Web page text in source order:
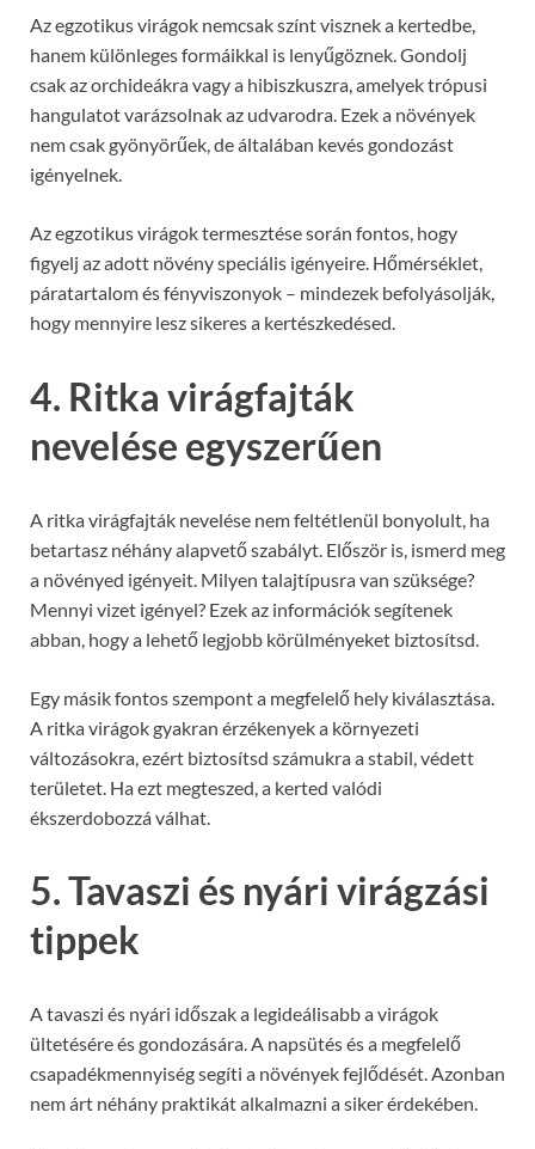
Az egzotikus virágok nemcsak színt visznek a kertedbe,
hanem különleges formáikkal is lenyűgöznek. Gondolj
csak az orchideákra vagy a hibiszkuszra, amelyek trópusi
hangulatot varázsolnak az udvarodra. Ezek a növények
nem csak gyönyörűek, de általában kevés gondozást
igényelnek.
Az egzotikus virágok termesztése során fontos, hogy
figyelj az adott növény speciális igényeire. Hőmérséklet,
páratartalom és fényviszonyok – mindezek befolyásolják,
hogy mennyire lesz sikeres a kertészkedésed.
4. Ritka virágfajták
nevelése egyszerűen
A ritka virágfajták nevelése nem feltétlenül bonyolult, ha
betartasz néhány alapvető szabályt. Először is, ismerd meg
a növényed igényeit. Milyen talajtípusra van szüksége?
Mennyi vizet igényel? Ezek az információk segítenek
abban, hogy a lehető legjobb körülményeket biztosítsd.
Egy másik fontos szempont a megfelelő hely kiválasztása.
A ritka virágok gyakran érzékenyek a környezeti
változásokra, ezért biztosítsd számukra a stabil, védett
területet. Ha ezt megteszed, a kerted valódi
ékszerdobozzá válhat.
5. Tavaszi és nyári virágzási
tippek
A tavaszi és nyári időszak a legideálisabb a virágok
ültetésére és gondozására. A napsütés és a megfelelő
csapadékmennyiség segíti a növények fejlődését. Azonban
nem árt néhány praktikát alkalmazni a siker érdekében.